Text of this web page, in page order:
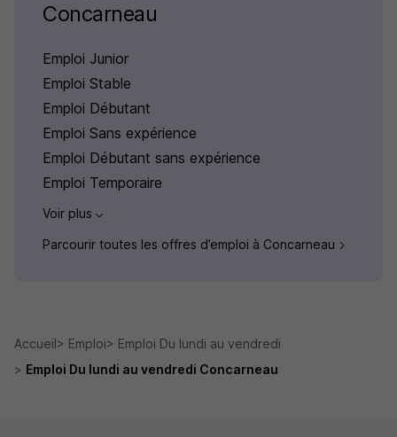
Concarneau
Emploi Junior
Emploi Stable
Emploi Débutant
Emploi Sans expérience
Emploi Débutant sans expérience
Emploi Temporaire
Voir plus
Parcourir toutes les offres d’emploi à Concarneau
Accueil Emploi
Emploi Du lundi au vendredi
Emploi Du lundi au vendredi Concarneau